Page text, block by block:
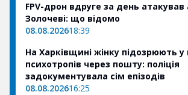
FPV-дрон вдруге за день атакував
Золочеві: що відомо
08.08.202618:39
На Харківщині жінку підозрюють
психотропів через пошту: поліція
задокументувала сім епізодів
08.08.202616:25